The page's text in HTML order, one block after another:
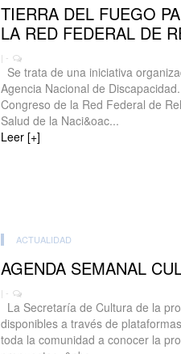
TIERRA DEL FUEGO
LA RED FEDERAL DE
| -
Se trata de una iniciativa
Agencia Nacional de
Congreso de la Red Federal de
Salud de la Naci&oac...
Leer [+]
ACTUALIDAD
AGENDA SEMANAL
| -
La Secretaría de Cultura de la
disponibles a través de
toda la comunidad a conocer la